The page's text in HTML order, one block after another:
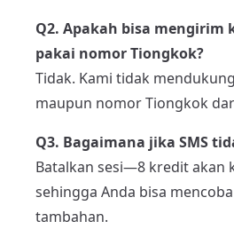
Q2. Apakah bisa mengirim
pakai nomor Tiongkok?
Tidak. Kami tidak
maupun nomor Tiongkok
Q3. Bagaimana jika SMS
Batalkan sesi—8 kredit akan
sehingga Anda bisa
tambahan.